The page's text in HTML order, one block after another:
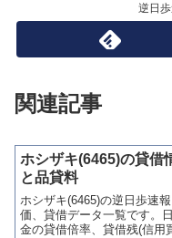
逆日
関連記事
ホシザキ(6465)の貸借
と品貸料
ホシザキ(6465)の逆日歩速
価、貸借データ一覧です。
金の貸借倍率、貸借残(信用